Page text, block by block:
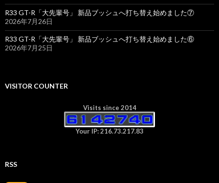
R33 GT-R「大先輩号」 新品ブッシュへ打ち替え始めました⑦
2026年7月26日
R33 GT-R「大先輩号」 新品ブッシュへ打ち替え始めました⑥
2026年7月25日
VISITOR COUNTER
Visits since 2014
Your IP: 216.73.217.83
RSS